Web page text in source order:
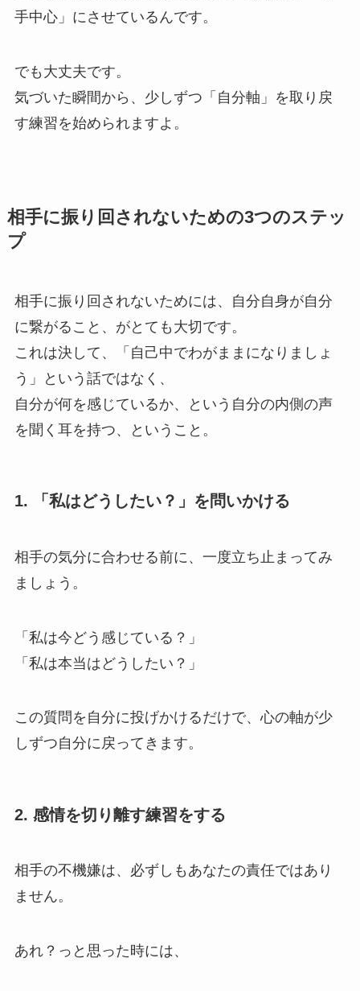
手中心」にさせているんです。
でも大丈夫です。
気づいた瞬間から、少しずつ「自分軸」を取り戻
す練習を始められますよ。
相手に振り回されないための3つのステッ
プ
相手に振り回されないためには、自分自身が自分
に繋がること、がとても大切です。
これは決して、「自己中でわがままになりましょ
う」という話ではなく、
自分が何を感じているか、という自分の内側の声
を聞く耳を持つ、ということ。
1. 「私はどうしたい？」を問いかける
相手の気分に合わせる前に、一度立ち止まってみ
ましょう。
「私は今どう感じている？」
「私は本当はどうしたい？」
この質問を自分に投げかけるだけで、心の軸が少
しずつ自分に戻ってきます。
2. 感情を切り離す練習をする
相手の不機嫌は、必ずしもあなたの責任ではあり
ません。
あれ？っと思った時には、